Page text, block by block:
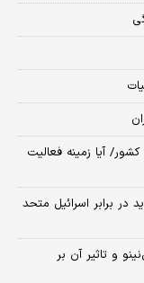
آیا زمینه فعالیت
در برابر اسرائیل متحد
و تاثیر آن بر